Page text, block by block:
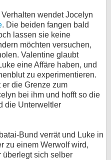
wendet Jocelyn
. Die beiden fangen bald
lassen sie keine
möchten versuchen,
Valentine glaubt
eine Affäre haben, und
zu experimentieren.
die Grenze zum
bei ihm und hofft so die
die Unterweltler
Bund verrät und Luke in
zu einem Werwolf wird,
überlegt sich selber